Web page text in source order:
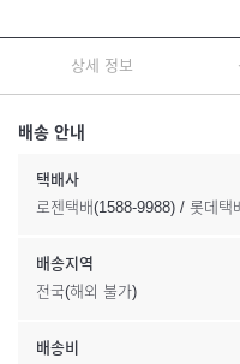
상세 정보
배송 안내
택배사
로젠택배(1588-9988) / 롯데택
배송지역
전국(해외 불가)
배송비